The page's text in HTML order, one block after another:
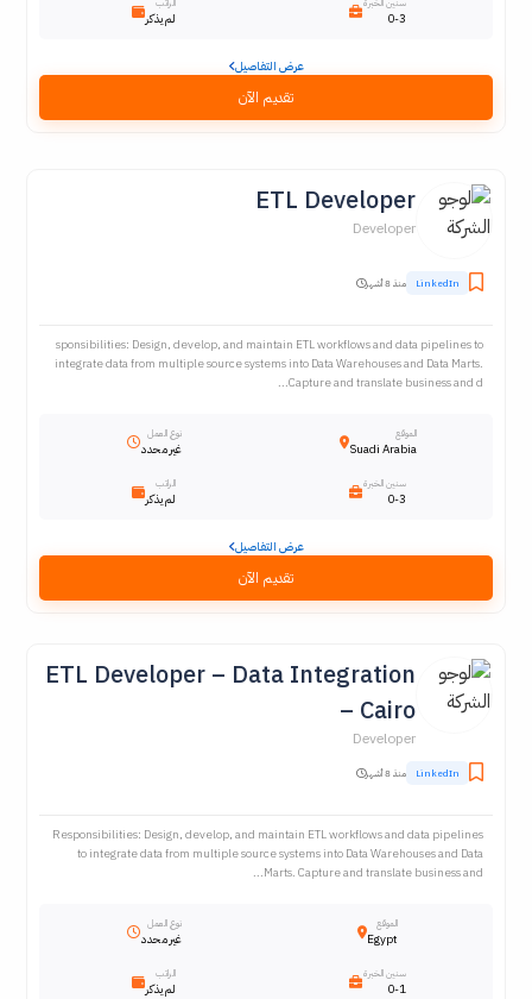
0-3 لم يذكر
عرض التفاصيل
تقديم الآن
ETL Developer
Developer
LinkedIn منذ 8 أشهر
sponsibilities: Design, develop, and maintain ETL workflows and data pipelines to
integrate data from multiple source systems into Data Warehouses and Data Marts.
Capture and translate business and d...
الموقع
Suadi Arabia
نوع العمل
غير محدد
سنين الخبرة
0-3
الراتب
لم يذكر
عرض التفاصيل
تقديم الآن
ETL Developer – Data Integration
– Cairo
Developer
LinkedIn منذ 8 أشهر
Responsibilities: Design, develop, and maintain ETL workflows and data pipelines
to integrate data from multiple source systems into Data Warehouses and Data
Marts. Capture and translate business and...
الموقع
Egypt
نوع العمل
غير محدد
سنين الخبرة
0-1
الراتب
لم يذكر